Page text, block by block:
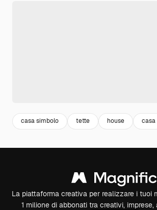
casa simbolo tette house casa
La piattaforma creativa per realizzare i tuoi
1 milione di abbonati tra creativi,